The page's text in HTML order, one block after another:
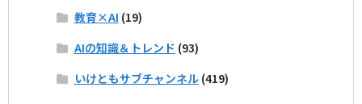
教育×AI (19)
AIの知識＆トレンド (93)
いけともサブチャンネル(419)